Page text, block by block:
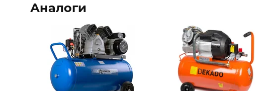
Аналоги